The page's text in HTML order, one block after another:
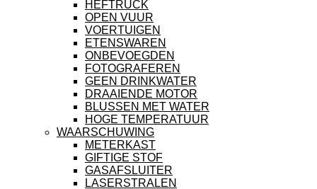
HEFTRUCK
OPEN VUUR
VOERTUIGEN
ETENSWAREN
ONBEVOEGDEN
FOTOGRAFEREN
GEEN DRINKWATER
DRAAIENDE MOTOR
BLUSSEN MET WATER
HOGE TEMPERATUUR
WAARSCHUWING
METERKAST
GIFTIGE STOF
GASAFSLUITER
LASERSTRALEN